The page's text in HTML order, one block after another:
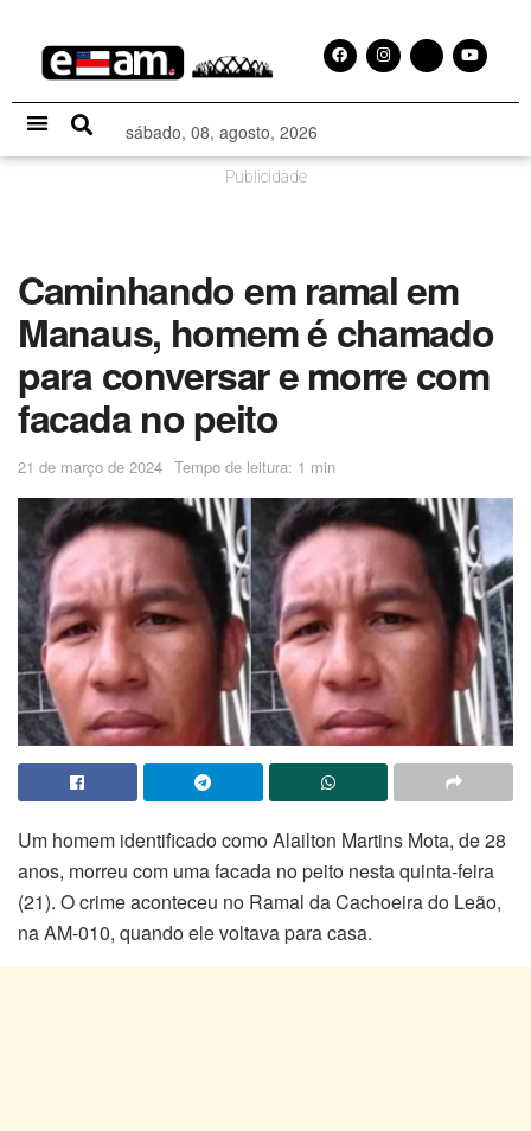
sábado, 08, agosto, 2026
Publicidade
Caminhando em ramal em
Manaus, homem é chamado
para conversar e morre com
facada no peito
21 de março de 2024 Tempo de leitura: 1 min
Um homem identificado como Alailton Martins Mota, de 28
anos, morreu com uma facada no peito nesta quinta-feira
(21). O crime aconteceu no Ramal da Cachoeira do Leão,
na AM-010, quando ele voltava para casa.